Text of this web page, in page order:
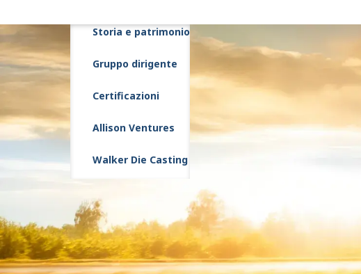
Storia e patrimonio
Gruppo dirigente
Certificazioni
Allison Ventures
Walker Die Casting